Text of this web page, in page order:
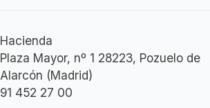
Hacienda
Plaza Mayor, nº 1 28223, Pozuelo de
Alarcón (Madrid)
91 452 27 00